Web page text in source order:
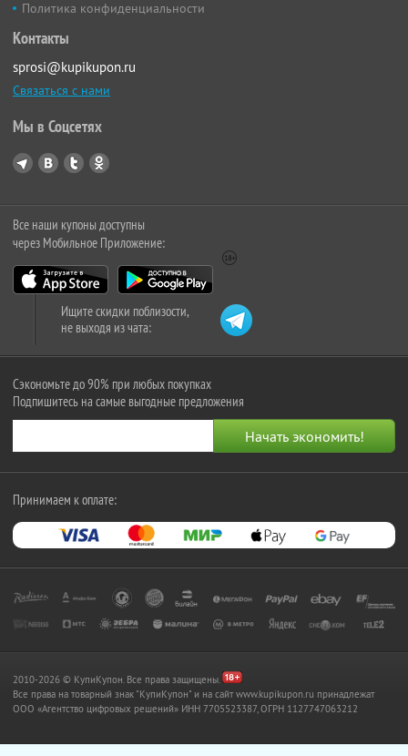
Политика конфиденциальности
Контакты
sprosi@kupikupon.ru
Связаться с нами
Мы в Соцсетях
Все наши купоны доступны
через Мобильное Приложение:
Ищите скидки поблизости,
не выходя из чата:
Сэкономьте до 90% при любых покупках
Подпишитесь на самые выгодные предложения
Принимаем к оплате:
2010-2026 © КупиКупон. Все права защищены.
Все права на товарный знак "КупиКупон" и на сайт www.kupikupon.ru принадлежат
OOO «Агентство цифровых решений» ИНН 7705523387, ОГРН 1127747063212